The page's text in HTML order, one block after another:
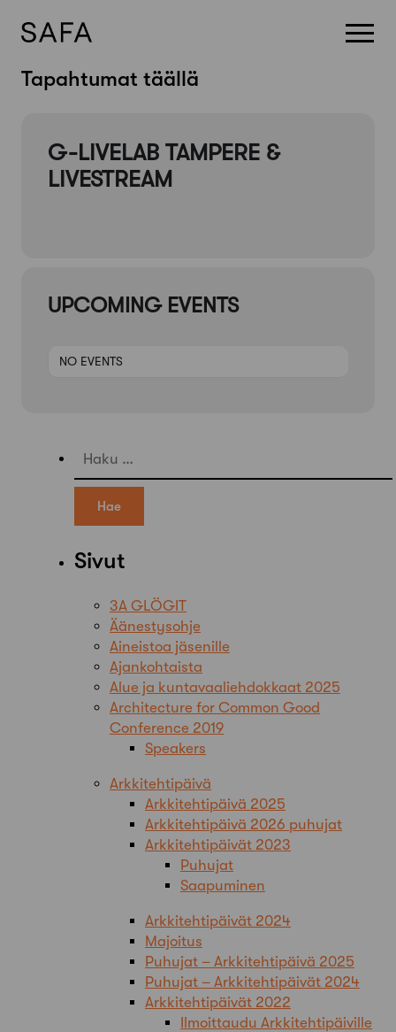
SkipTapahtumat täällä
G-LIVELAB TAMPERE &
LIVESTREAM
UPCOMING EVENTS
NO EVENTS
Haku:
Sivut
3A GLÖGIT
Äänestysohje
Aineistoa jäsenille
Ajankohtaista
Alue ja kuntavaaliehdokkaat 2025
Architecture for Common Good
Conference 2019
Speakers
Arkkitehtipäivä
Arkkitehtipäivä 2025
Arkkitehtipäivä 2026 puhujat
Arkkitehtipäivät 2023
Puhujat
Saapuminen
Arkkitehtipäivät 2024
Majoitus
Puhujat – Arkkitehtipäivä 2025
Puhujat – Arkkitehtipäivät 2024
Arkkitehtipäivät 2022
Ilmoittaudu Arkkitehtipäiville